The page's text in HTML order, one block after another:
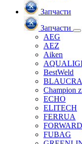
Запчасти
Запчасти
AEG
AEZ
Aiken
BestWeld
Champion
ECHO
ELITECH
FERRUA
FORWARD
FUBAG